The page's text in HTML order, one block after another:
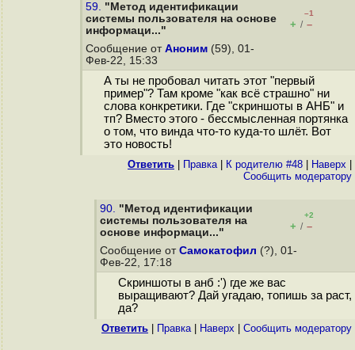
59. "Метод идентификации
системы пользователя на основе
информаци..."
–1
+ / –
Сообщение от Аноним (59), 01-
Фев-22, 15:33
А ты не пробовал читать этот "первый
пример"? Там кроме "как всё страшно" ни
слова конкретики. Где "скриншоты в АНБ" и
тп? Вместо этого - бессмысленная портянка
о том, что винда что-то куда-то шлёт. Вот
это новость!
Ответить Правка| К родителю #48 Наверх
Cообщить модератору
90. "Метод идентификации
системы пользователя на
основе информаци..."
+2
+ / –
Сообщение от Самокатофил (?), 01-
Фев-22, 17:18
Скриншоты в анб :') где же вас
выращивают? Дай угадаю, топишь за раст,
да?
Ответить Правка| Наверх Cообщить модератору